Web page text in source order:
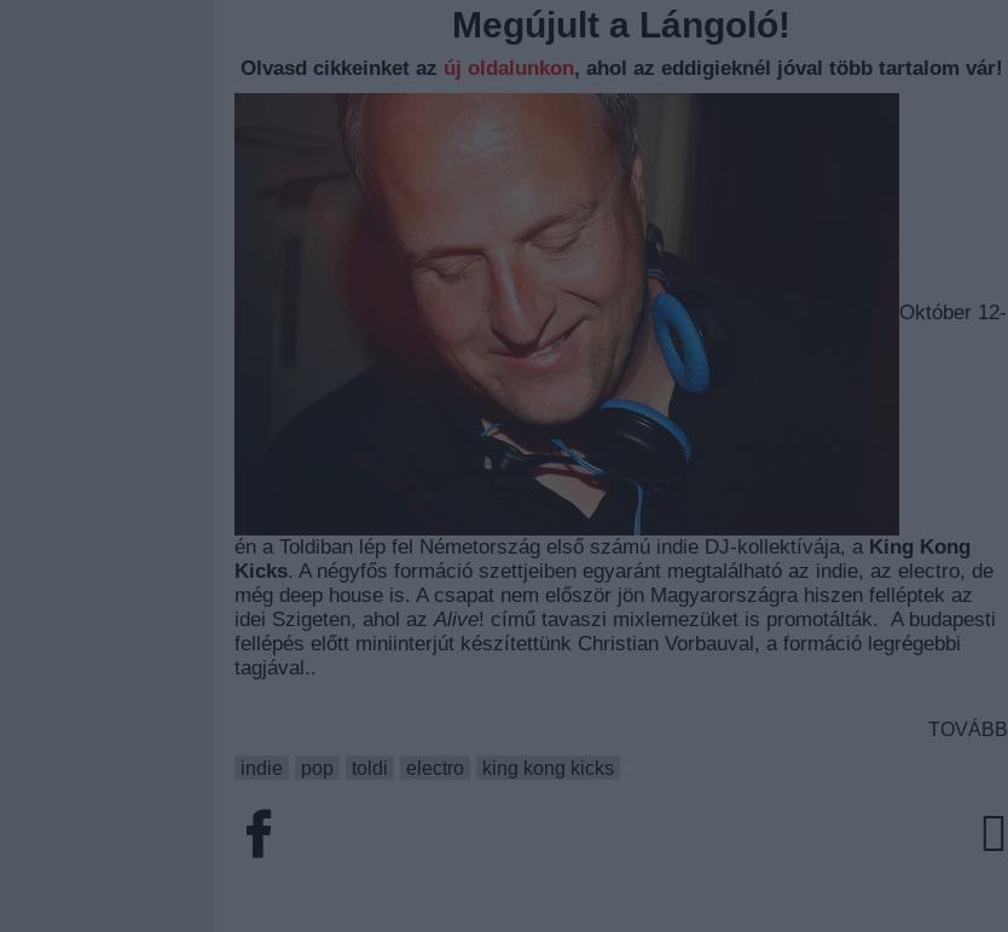
Megújult a Lángoló!
Olvasd cikkeinket az új oldalunkon, ahol az eddigieknél jóval több tartalom vár!
Október 12-
én a Toldiban lép fel Németország első számú indie DJ-kollektívája, a King Kong
Kicks. A négyfős formáció szettjeiben egyaránt megtalálható az indie, az electro, de
még deep house is. A csapat nem először jön Magyarországra hiszen felléptek az
idei Szigeten, ahol azAlive! című tavaszi mixlemezüket is promotálták. A budapesti
fellépés előtt miniinterjút készítettünk Christian Vorbauval, a formáció legrégebbi
tagjával..
TOVÁBB
indie
pop toldi electro king kong kicks